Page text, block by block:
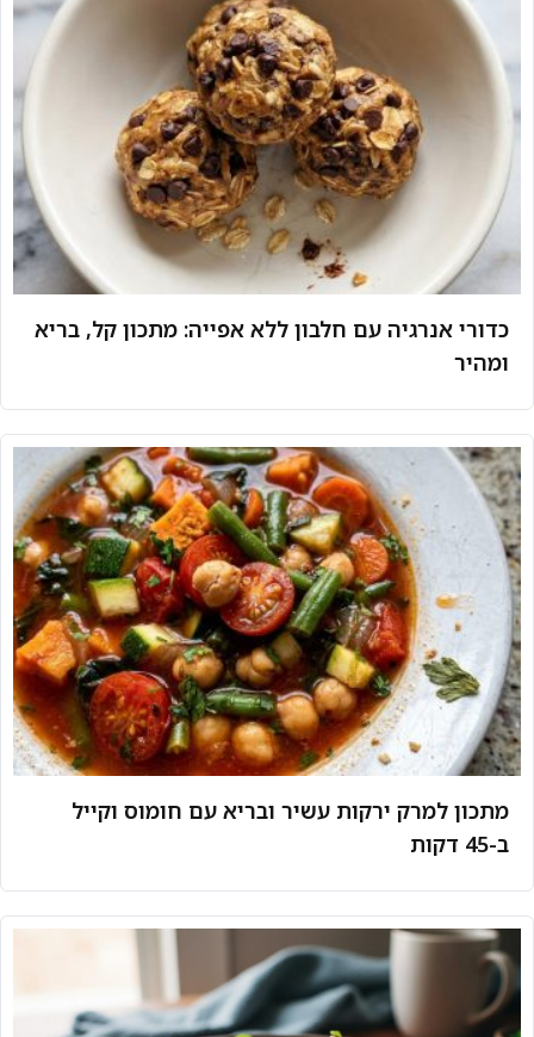
כדורי אנרגיה עם חלבון ללא אפייה: מתכון קל, בריא
ומהיר
מתכון למרק ירקות עשיר ובריא עם חומוס וקייל
ב-45 דקות